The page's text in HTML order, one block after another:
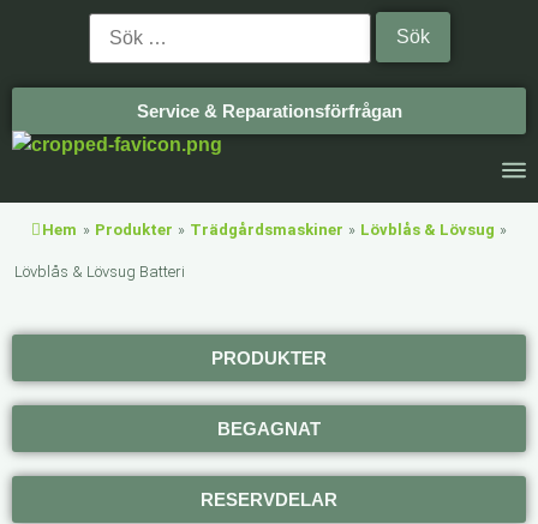
Service & Reparationsförfrågan
Hem » Produkter » Trädgårdsmaskiner » Lövblås & Lövsug »
Lövblås & Lövsug Batteri
PRODUKTER
BEGAGNAT
RESERVDELAR